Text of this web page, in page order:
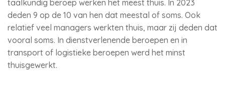
taalkundig beroep werken het meest thuis. In 2023
deden 9 op de 10 van hen dat meestal of soms. Ook
relatief veel managers werkten thuis, maar zij deden dat
vooral soms. In dienstverlenende beroepen en in
transport of logistieke beroepen werd het minst
thuisgewerkt.